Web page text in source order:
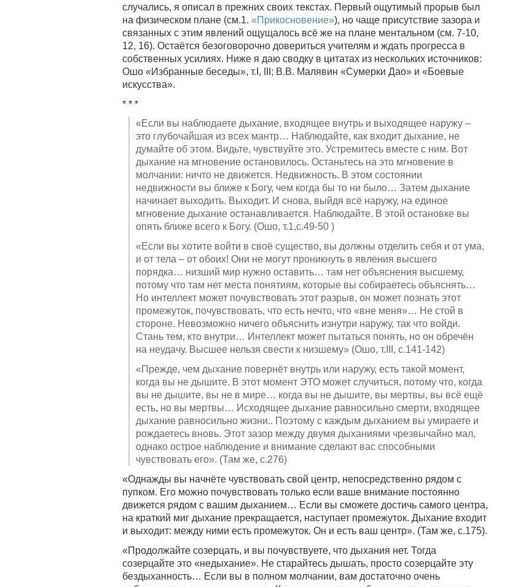
случались, я описал в прежних своих текстах. Первый ощутимый прорыв был
на физическом плане (см.1. «Прикосновение»), но чаще присутствие зазора и
связанных с этим явлений ощущалось всё же на плане ментальном (см. 7-10,
12, 16). Остаётся безоговорочно довериться учителям и ждать прогресса в
собственных усилиях. Ниже я даю сводку в цитатах из нескольких источников:
Ошо «Избранные беседы», т.I, III; В.В. Малявин «Сумерки Дао» и «Боевые
искусства».
* * *
«Если вы наблюдаете дыхание, входящее внутрь и выходящее наружу –
это глубочайшая из всех мантр… Наблюдайте, как входит дыхание, не
думайте об этом. Видьте, чувствуйте это. Устремитесь вместе с ним. Вот
дыхание на мгновение остановилось. Останьтесь на это мгновение в
молчании: ничто не движется. Недвижность. В этом состоянии
недвижности вы ближе к Богу, чем когда бы то ни было… Затем дыхание
начинает выходить. Выходит. И снова, выйдя всё наружу, на единое
мгновение дыхание останавливается. Наблюдайте. В этой остановке вы
опять ближе всего к Богу. (Ошо, т.1,с.49-50 )
«Если вы хотите войти в своё существо, вы должны отделить себя и от ума,
и от тела – от обоих! Они не могут проникнуть в явления высшего
порядка… низший мир нужно оставить… там нет объяснения высшему,
потому что там нет места понятиям, которые вы собираетесь объяснять…
Но интеллект может почувствовать этот разрыв, он может познать этот
промежуток, почувствовать, что есть нечто, что «вне меня»… Не стой в
стороне. Невозможно ничего объяснить изнутри наружу, так что войди.
Стань тем, кто внутри… Интеллект может пытаться понять, но он обречён
на неудачу. Высшее нельзя свести к низшему» (Ошо, т.III, с.141-142)
«Прежде, чем дыхание повернёт внутрь или наружу, есть такой момент,
когда вы не дышите. В этот момент ЭТО может случиться, потому что, когда
вы не дышите, вы не в мире… когда вы не дышите, вы мертвы, вы всё ещё
есть, но вы мертвы… Исходящее дыхание равносильно смерти, входящее
дыхание равносильно жизни.. Поэтому с каждым дыханием вы умираете и
рождаетесь вновь. Этот зазор между двумя дыханиями чрезвычайно мал,
однако острое наблюдение и внимание сделают вас способными
чувствовать его». (Там же, с.276)
«Однажды вы начнёте чувствовать свой центр, непосредственно рядом с
пупком. Его можно почувствовать только если ваше внимание постоянно
движется рядом с вашим дыханием… Если вы сможете достичь самого центра,
на краткий миг дыхание прекращается, наступает промежуток. Дыхание входит
и выходит: между ними есть промежуток. Он и есть ваш центр». (Там же, с.175).
«Продолжайте созерцать, и вы почувствуете, что дыхания нет. Тогда
созерцайте это «недыхание». Не старайтесь дышать, просто созерцайте эту
бездыханность… Если вы в полном молчании, вам достаточно очень